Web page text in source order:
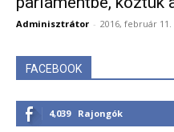
Adminisztrátor - 2016, február 11.
FACEBOOK
4,039 Rajongók